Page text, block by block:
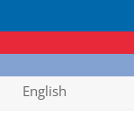
English